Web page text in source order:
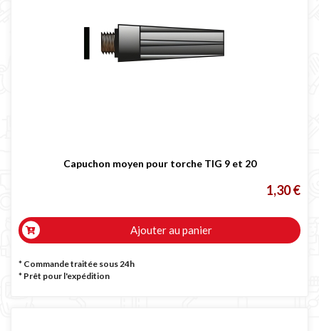
Capuchon moyen pour torche TIG 9 et 20
1,30 €
Ajouter au panier
* Commande traitée sous 24h
* Prêt pour l'expédition